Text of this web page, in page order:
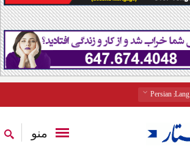
Lang
: Persian
منو